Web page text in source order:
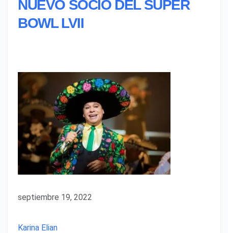
NUEVO SOCIO DEL SUPER
BOWL LVII
septiembre 19, 2022
Karina Elian